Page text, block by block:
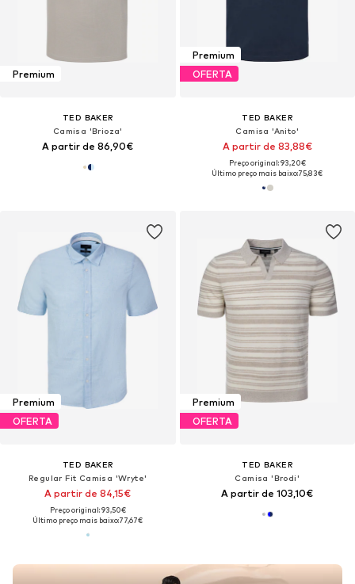
Premium
TED BAKER
Camisa 'Brioza'
A partir de 86,90€
Premium
OFERTA
TED BAKER
Camisa 'Anito'
A partir de 83,88€
Preço original: 93,20€
Último preço mais baixo:75,83€
Premium
OFERTA
TED BAKER
Regular Fit Camisa 'Wryte'
A partir de 84,15€
Preço original: 93,50€
Último preço mais baixo:77,67€
Premium
OFERTA
TED BAKER
Camisa 'Brodi'
A partir de 103,10€